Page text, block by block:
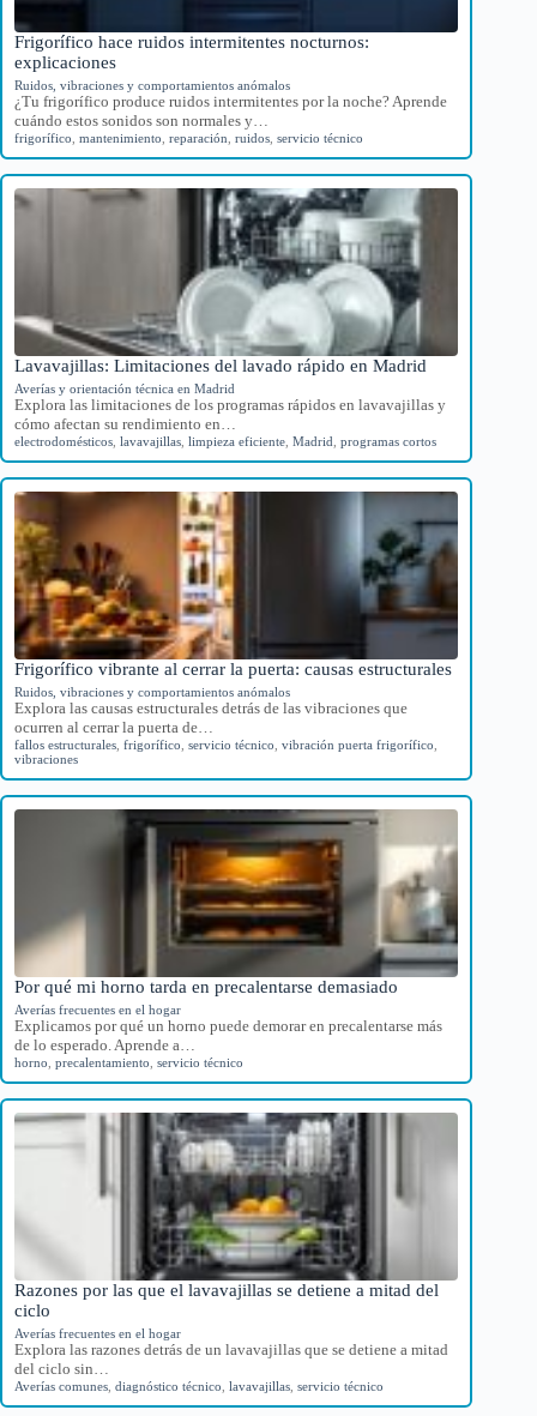
Frigorífico hace ruidos intermitentes nocturnos:
explicaciones
Ruidos, vibraciones y comportamientos anómalos
¿Tu frigorífico produce ruidos intermitentes por la noche? Aprende
cuándo estos sonidos son normales y…
frigorífico mantenimiento reparación ruidos servicio técnico
Lavavajillas: Limitaciones del lavado rápido en Madrid
Averías y orientación técnica en Madrid
Explora las limitaciones de los programas rápidos en lavavajillas y
cómo afectan su rendimiento en…
electrodomésticos lavavajillas limpieza eficiente Madrid programas cortos
Frigorífico vibrante al cerrar la puerta: causas estructurales
Ruidos, vibraciones y comportamientos anómalos
Explora las causas estructurales detrás de las vibraciones que
ocurren al cerrar la puerta de…
fallos estructurales frigorífico servicio técnico vibración puerta frigorífico
vibraciones
Por qué mi horno tarda en precalentarse demasiado
Averías frecuentes en el hogar
Explicamos por qué un horno puede demorar en precalentarse más
de lo esperado. Aprende a…
horno precalentamiento servicio técnico
Razones por las que el lavavajillas se detiene a mitad del
ciclo
Averías frecuentes en el hogar
Explora las razones detrás de un lavavajillas que se detiene a mitad
del ciclo sin…
Averías comunes diagnóstico técnico lavavajillas servicio técnico